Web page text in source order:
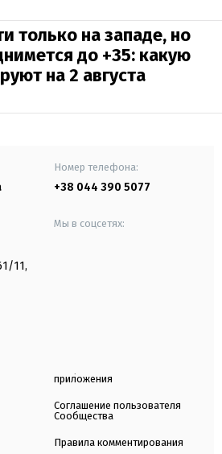
только на западе, но
до +35: какую
на 2 августа
Номер телефона:
+38 044 390 5077
11,
Мы в соцсетях:
приложения
Соглашение пользователя
Сообщества
Правила комментирования